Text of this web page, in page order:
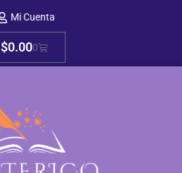
Mi Cuenta
$0.000